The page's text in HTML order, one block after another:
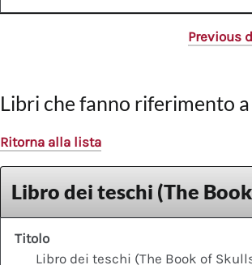
Previous
Libri che fanno riferimento a
Ritorna alla lista
Libro dei teschi (The
Titolo
Libro dei teschi (The Book of